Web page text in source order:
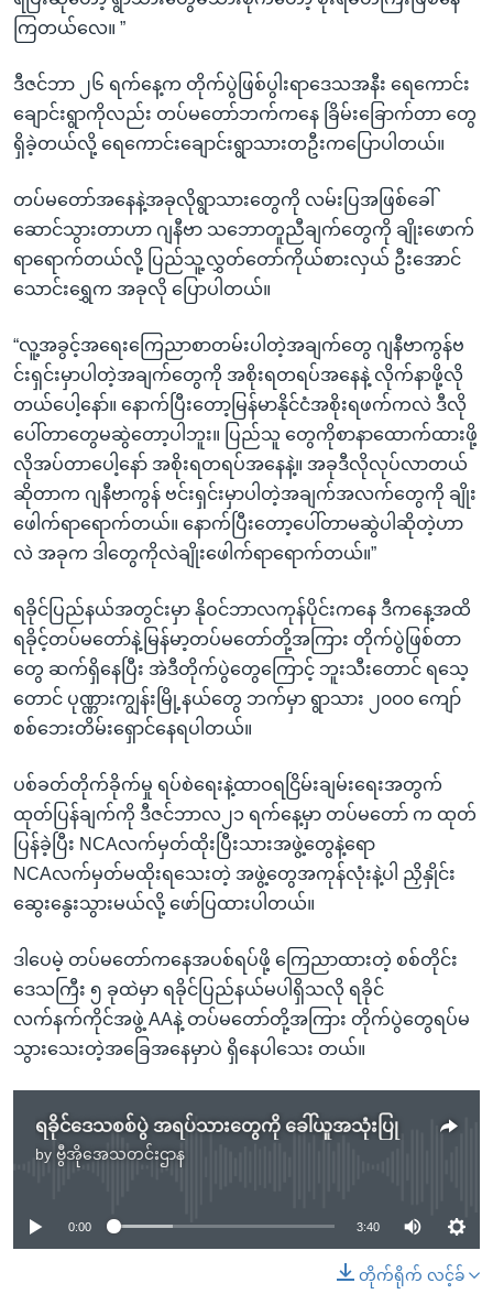
ကြတယ်လေ။ ”
ဒီဇင်ဘာ ၂၆ ရက်နေ့က တိုက်ပွဲဖြစ်ပွါးရာဒေသအနီး ရေကောင်း
ချောင်းရွာကိုလည်း တပ်မတော်ဘက်ကနေ ခြိမ်းခြောက်တာ တွေ
ရှိခဲ့တယ်လို့ ရေကောင်းချောင်းရွာသားတဦးကပြောပါတယ်။
တပ်မတော်အနေနဲ့အခုလိုရွာသားတွေကို လမ်းပြအဖြစ်ခေါ်
ဆောင်သွားတာဟာ ဂျနီဗာ သဘောတူညီချက်တွေကို ချိုးဖောက်
ရာရောက်တယ်လို့ ပြည်သူ့လွှတ်တော်ကိုယ်စားလှယ် ဦးအောင်
သောင်းရွှေက အခုလို ပြောပါတယ်။
“လူ့အခွင့်အရေးကြေညာစာတမ်းပါတဲ့အချက်တွေ ဂျနီဗာကွန်ဗ
င်းရှင်းမှာပါတဲ့အချက်တွေကို အစိုးရတရပ်အနေနဲ့ လိုက်နာဖို့လို
တယ်ပေါ့နော်။ နောက်ပြီးတော့မြန်မာနိုင်ငံအစိုးရဖက်ကလဲ ဒီလို
ပေါ်တာတွေမဆွဲတော့ပါဘူး။ ပြည်သူ တွေကိုစာနာထောက်ထားဖို့
လိုအပ်တာပေါ့နော် အစိုးရတရပ်အနေနဲ့။ အခုဒီလိုလုပ်လာတယ်
ဆိုတာက ဂျနီဗာကွန် ဗင်းရှင်းမှာပါတဲ့အချက်အလက်တွေကို ချိုး
ဖေါက်ရာရောက်တယ်။ နောက်ပြီးတော့ပေါ်တာမဆွဲပါဆိုတဲ့ဟာ
လဲ အခုက ဒါတွေကိုလဲချိုးဖေါက်ရာရောက်တယ်။”
ရခိုင်ပြည်နယ်အတွင်းမှာ နိုဝင်ဘာလကုန်ပိုင်းကနေ ဒီကနေ့အထိ
ရခိုင့်တပ်မတော်နဲ့မြန်မာ့တပ်မတော်တို့အကြား တိုက်ပွဲဖြစ်တာ
တွေ ဆက်ရှိနေပြီး အဲဒီတိုက်ပွဲတွေကြောင့် ဘူးသီးတောင် ရသေ့
တောင် ပုဏ္ဏားကျွန်းမြို့နယ်တွေ ဘက်မှာ ရွာသား ၂၀၀၀ ကျော်
စစ်ဘေးတိမ်းရှောင်နေရပါတယ်။
ပစ်ခတ်တိုက်ခိုက်မှု ရပ်စဲရေးနဲ့ထာဝရငြိမ်းချမ်းရေးအတွက်
ထုတ်ပြန်ချက်ကို ဒီဇင်ဘာလ၂၁ ရက်နေ့မှာ တပ်မတော် က ထုတ်
ပြန်ခဲ့ပြီး NCAလက်မှတ်ထိုးပြီးသားအဖွဲ့တွေနဲ့ရော
NCAလက်မှတ်မထိုးရသေးတဲ့ အဖွဲ့တွေအကုန်လုံးနဲ့ပါ ညှိနှိုင်း
ဆွေးနွေးသွားမယ်လို့ ဖော်ပြထားပါတယ်။
ဒါပေမဲ့ တပ်မတော်ကနေအပစ်ရပ်ဖို့ ကြေညာထားတဲ့ စစ်တိုင်း
ဒေသကြီး ၅ ခုထဲမှာ ရခိုင်ပြည်နယ်မပါရှိသလို ရခိုင်
လက်နက်ကိုင်အဖွဲ့ AAနဲ့ တပ်မတော်တို့အကြား တိုက်ပွဲတွေရပ်မ
သွားသေးတဲ့အခြေအနေမှာပဲ ရှိနေပါသေး တယ်။
ရခိုင်ဒေသစစ်ပွဲ အရပ်သားတွေကို ခေါ်ယူအသုံးပြု
by ဗွီအိုအေသတင်းဌာန
No media source currently available
0:00 3:40
တိုက်ရိုက် လင့်ခ်